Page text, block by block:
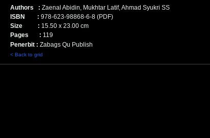
Authors : Zaenal Abidin, Mukhtar Latif, Ahmad Syukri SS
ISBN : 978-623-98868-6-8 (PDF)
Size : 15.50 x 23.00 cm
Pages : 119
Penerbit : Zabags Qu Publish
< Back to grid